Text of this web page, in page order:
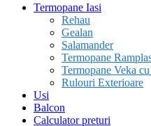
Termopane Iasi
Rehau
Gealan
Salamander
Termopane
Termopane Veka
Rulouri Exterioare
Usi
Balcon
Calculator preturi